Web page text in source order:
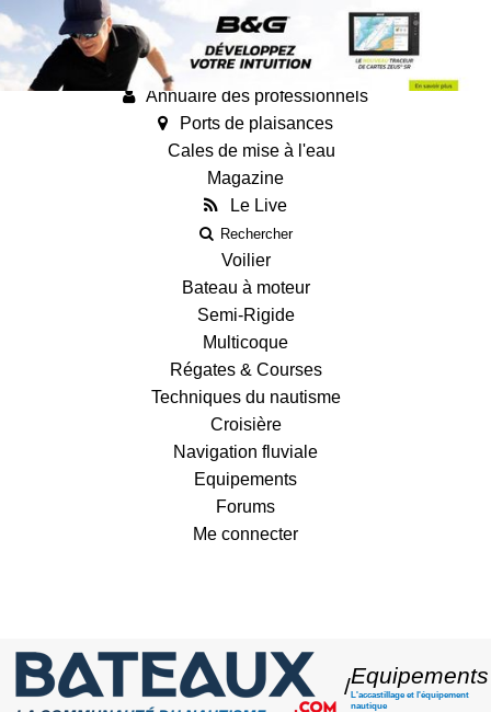
Annonces
Guides
Fiches techniques des bateaux
Annuaire des professionnels
Ports de plaisances
Cales de mise à l'eau
Magazine
Le Live
Rechercher
Voilier
Bateau à moteur
Semi-Rigide
Multicoque
Régates & Courses
Techniques du nautisme
Croisière
Navigation fluviale
Equipements
Forums
Me connecter
/Equipements
L'accastillage et l'équipement
nautique